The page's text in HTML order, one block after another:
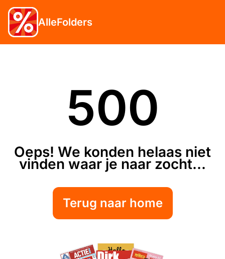
AlleFolders
500
Oeps! We konden helaas niet
vinden waar je naar zocht...
Terug naar home